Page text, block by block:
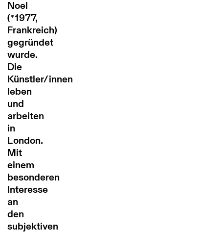
Noel
(*1977,
Frankreich)
gegründet
wurde.
Die
Künstler/innen
leben
und
arbeiten
in
London.
Mit
einem
besonderen
Interesse
an
den
subjektiven